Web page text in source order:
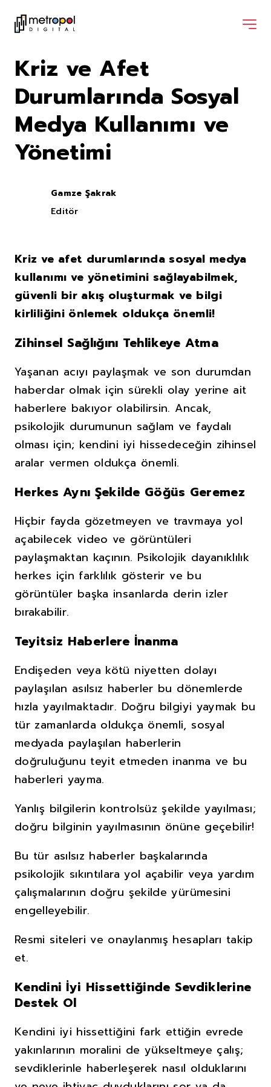
Kriz ve Afet
Durumlarında Sosyal
Medya Kullanımı ve
Yönetimi
Gamze Şakrak
Editör
Kriz ve afet durumlarında sosyal medya
kullanımı ve yönetimini sağlayabilmek,
güvenli bir akış oluşturmak ve bilgi
kirliliğini önlemek oldukça önemli!
Zihinsel Sağlığını Tehlikeye Atma
Yaşanan acıyı paylaşmak ve son durumdan
haberdar olmak için sürekli olay yerine ait
haberlere bakıyor olabilirsin. Ancak,
psikolojik durumunun sağlam ve faydalı
olması için; kendini iyi hissedeceğin zihinsel
aralar vermen oldukça önemli.
Herkes Aynı Şekilde Göğüs Geremez
Hiçbir fayda gözetmeyen ve travmaya yol
açabilecek video ve görüntüleri
paylaşmaktan kaçının. Psikolojik dayanıklılık
herkes için farklılık gösterir ve bu
görüntüler başka insanlarda derin izler
bırakabilir.
Teyitsiz Haberlere İnanma
Endişeden veya kötü niyetten dolayı
paylaşılan asılsız haberler bu dönemlerde
hızla yayılmaktadır. Doğru bilgiyi yaymak bu
tür zamanlarda oldukça önemli, sosyal
medyada paylaşılan haberlerin
doğruluğunu teyit etmeden inanma ve bu
haberleri yayma.
Yanlış bilgilerin kontrolsüz şekilde yayılması;
doğru bilginin yayılmasının önüne geçebilir!
Bu tür asılsız haberler başkalarında
psikolojik sıkıntılara yol açabilir veya yardım
çalışmalarının doğru şekilde yürümesini
engelleyebilir.
Resmi siteleri ve onaylanmış hesapları takip
et.
Kendini İyi Hissettiğinde Sevdiklerine
Destek Ol
Kendini iyi hissettiğini fark ettiğin evrede
yakınlarının moralini de yükseltmeye çalış;
sevdiklerinle haberleşerek nasıl olduklarını